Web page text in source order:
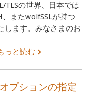
TLSの世界、日本では
またwolfSSLが持つ
します。みなさまのお
っと読む
プションの指定